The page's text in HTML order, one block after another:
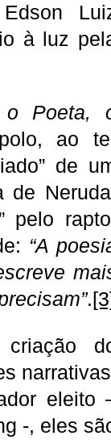
à luz
Poeta,
ao
de
de
pelo
“A
.
eleito
-, eles